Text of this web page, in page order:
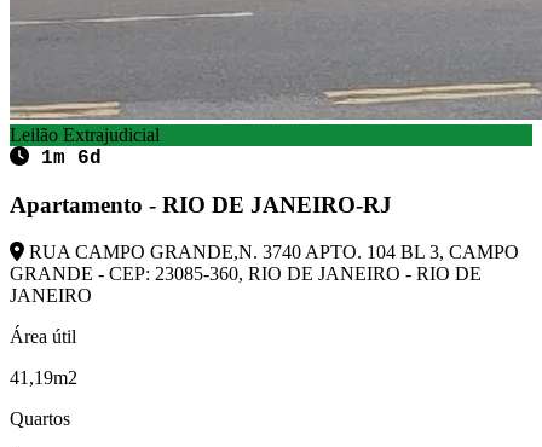
Leilão Extrajudicial
1m 6d
Apartamento - RIO DE JANEIRO-RJ
RUA CAMPO GRANDE,N. 3740 APTO. 104 BL 3, CAMPO
GRANDE - CEP: 23085-360, RIO DE JANEIRO - RIO DE
JANEIRO
Área útil
41,19m2
Quartos